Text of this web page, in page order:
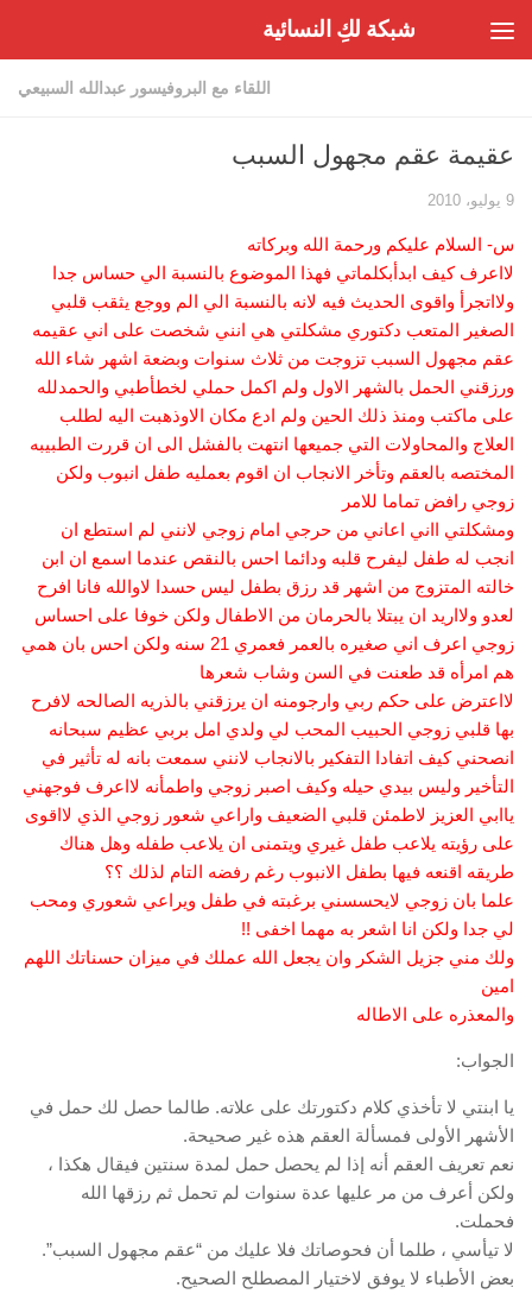
شبكة لكِ النسائية
اللقاء مع البروفيسور عبدالله السبيعي
عقيمة عقم مجهول السبب
9 يوليو، 2010
س- السلام عليكم ورحمة الله وبركاته
لااعرف كيف ابدأبكلماتي فهذا الموضوع بالنسبة الي حساس جدا
ولااتجرأ واقوى الحديث فيه لانه بالنسبة الي الم ووجع يثقب قلبي
الصغير المتعب دكتوري مشكلتي هي انني شخصت على اني عقيمه
عقم مجهول السبب تزوجت من ثلاث سنوات وبضعة اشهر شاء الله
ورزقني الحمل بالشهر الاول ولم اكمل حملي لخطأطبي والحمدلله
على ماكتب ومنذ ذلك الحين ولم ادع مكان الاوذهبت اليه لطلب
العلاج والمحاولات التي جميعها انتهت بالفشل الى ان قررت الطبيبه
المختصه بالعقم وتأخر الانجاب ان اقوم بعمليه طفل انبوب ولكن
زوجي رافض تماما للامر
ومشكلتي ااني اعاني من حرجي امام زوجي لانني لم استطع ان
انجب له طفل ليفرح قلبه ودائما احس بالنقص عندما اسمع ان ابن
خالته المتزوج من اشهر قد رزق بطفل ليس حسدا لاوالله فانا افرح
لعدو ولااريد ان يبتلا بالحرمان من الاطفال ولكن خوفا على احساس
زوجي اعرف اني صغيره بالعمر فعمري 21 سنه ولكن احس بان همي
هم امرأه قد طعنت في السن وشاب شعرها
لااعترض على حكم ربي وارجومنه ان يرزقني بالذريه الصالحه لافرح
بها قلبي زوجي الحبيب المحب لي ولدي امل بربي عظيم سبحانه
انصحني كيف اتفادا التفكير بالانجاب لانني سمعت بانه له تأثير في
التأخير وليس بيدي حيله وكيف اصبر زوجي واطمأنه لااعرف فوجهني
ياابي العزيز لاطمئن قلبي الضعيف واراعي شعور زوجي الذي لااقوى
على رؤيته يلاعب طفل غيري ويتمنى ان يلاعب طفله وهل هناك
طريقه اقنعه فيها بطفل الانبوب رغم رفضه التام لذلك ؟؟
علما بان زوجي لايحسسني برغبته في طفل ويراعي شعوري ومحب
لي جدا ولكن انا اشعر به مهما اخفى !!
ولك مني جزيل الشكر وان يجعل الله عملك في ميزان حسناتك اللهم
امين
والمعذره على الاطاله
الجواب:
يا ابنتي لا تأخذي كلام دكتورتك على علاته. طالما حصل لك حمل في
الأشهر الأولى فمسألة العقم هذه غير صحيحة.
نعم تعريف العقم أنه إذا لم يحصل حمل لمدة سنتين فيقال هكذا ،
ولكن أعرف من مر عليها عدة سنوات لم تحمل ثم رزقها الله
فحملت.
لا تيأسي ، طلما أن فحوصاتك فلا عليك من “عقم مجهول السبب”.
بعض الأطباء لا يوفق لاختيار المصطلح الصحيح.